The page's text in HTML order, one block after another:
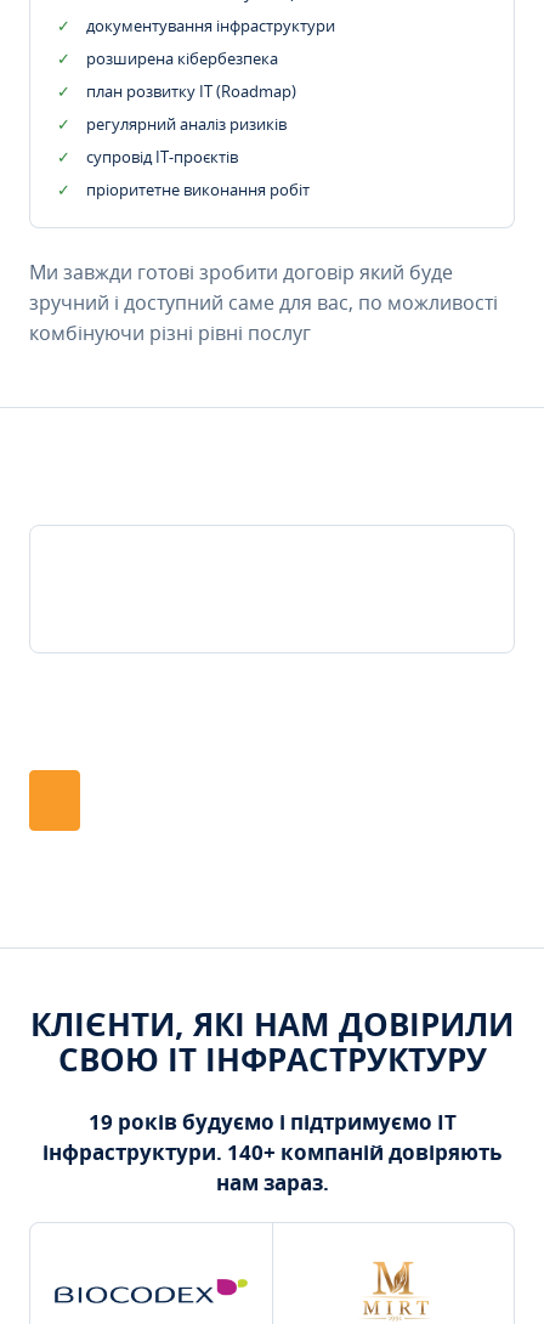
документування інфраструктури
розширена кібербезпека
план розвитку IT (Roadmap)
регулярний аналіз ризиків
супровід ІТ-проєктів
пріоритетне виконання робіт
Ми завжди готові зробити договір який буде
зручний і доступний саме для вас, по можливості
комбінуючи різні рівні послуг
КЛІЄНТИ, ЯКІ НАМ ДОВІРИЛИ
СВОЮ ІТ ІНФРАСТРУКТУРУ
19 років будуємо і підтримуємо ІТ
інфраструктури. 140+ компаній довіряють
нам зараз.